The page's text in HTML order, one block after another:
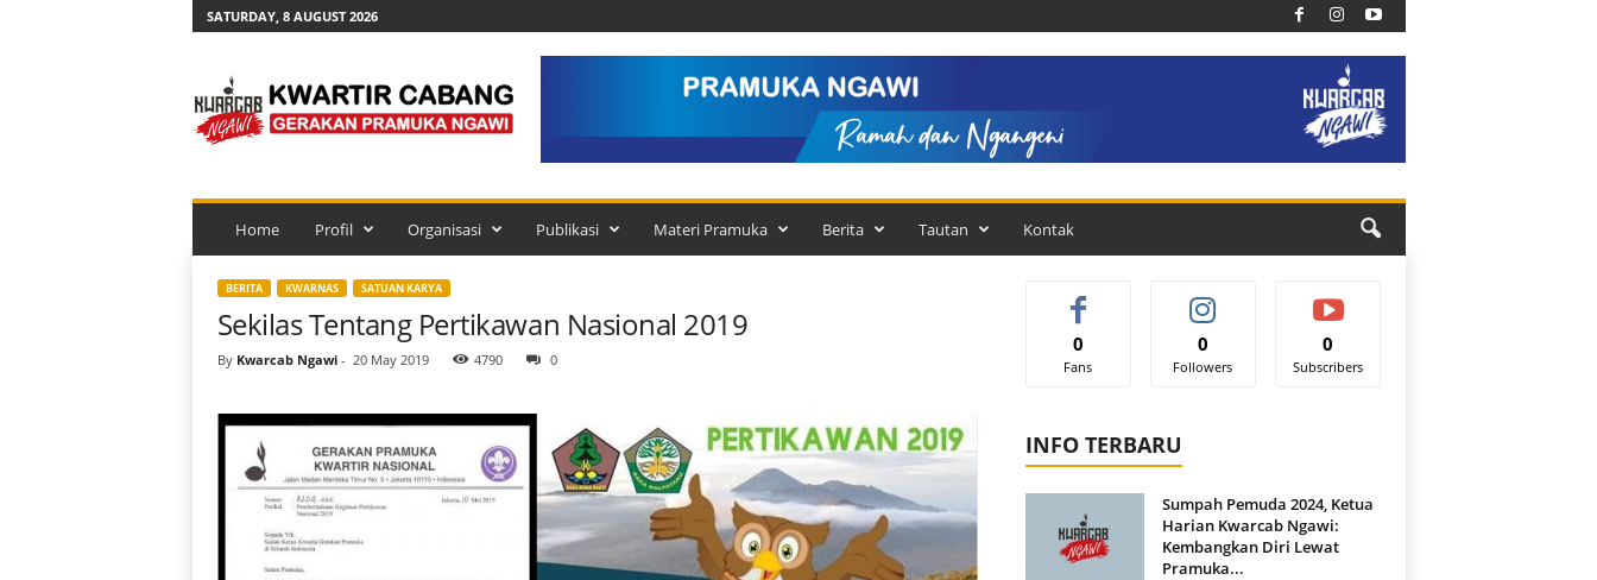
SATURDAY, 8 AUGUST 2026
a
r
b
g
Home Profil Organisasi Publikasi Materi Pramuka Berita Tautan Kontak
BERITA KWARNAS SATUAN KARYA
Sekilas Tentang Pertikawan Nasional 2019
By Kwarcab Ngawi- 20 May 2019 4790 0
0
Fans
0
Followers
0
Subscribers
INFO TERBARU
Sumpah Pemuda 2024, Ketua
Harian Kwarcab Ngawi:
Kembangkan Diri Lewat
Pramuka...